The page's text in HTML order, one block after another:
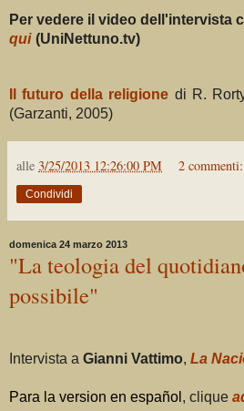
Per vedere il video dell'intervista
qui (UniNettuno.tv)
Il futuro della religione di R.
(Garzanti, 2005)
alle 3/25/2013 12:26:00 PM 2 commenti:
Condividi
domenica 24 marzo 2013
"La teologia del
possibile"
Intervista a Gianni Vattimo, La
Para la version en español , clique